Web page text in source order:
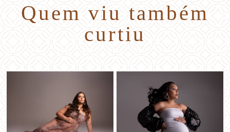
Quem viu também
curtiu